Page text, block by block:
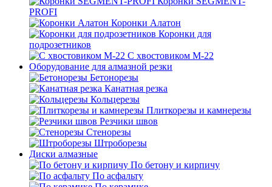
PROFI
Коронки Алатон
Коронки для
подрозетников
С хвостовиком М-22
Оборудование для алмазной резки
Бетонорезы
Канатная резка
Кольцерезы
Плиткорезы и камнерезы
Резчики швов
Стенорезы
Штроборезы
Диски алмазные
По бетону и кирпичу
По асфальту